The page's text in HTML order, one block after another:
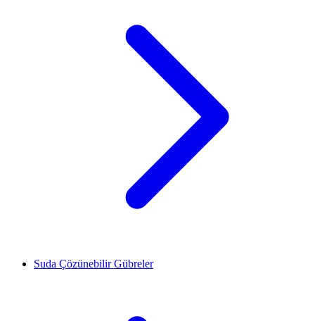
Suda Çözünebilir Gübreler